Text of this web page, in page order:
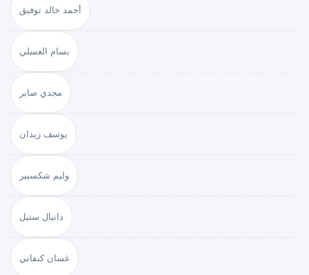
أحمد خالد توفيق
بسام العسلي
مجدي صابر
يوسف زيدان
وليم شكسبير
دانيال ستيل
غسان كنفاني